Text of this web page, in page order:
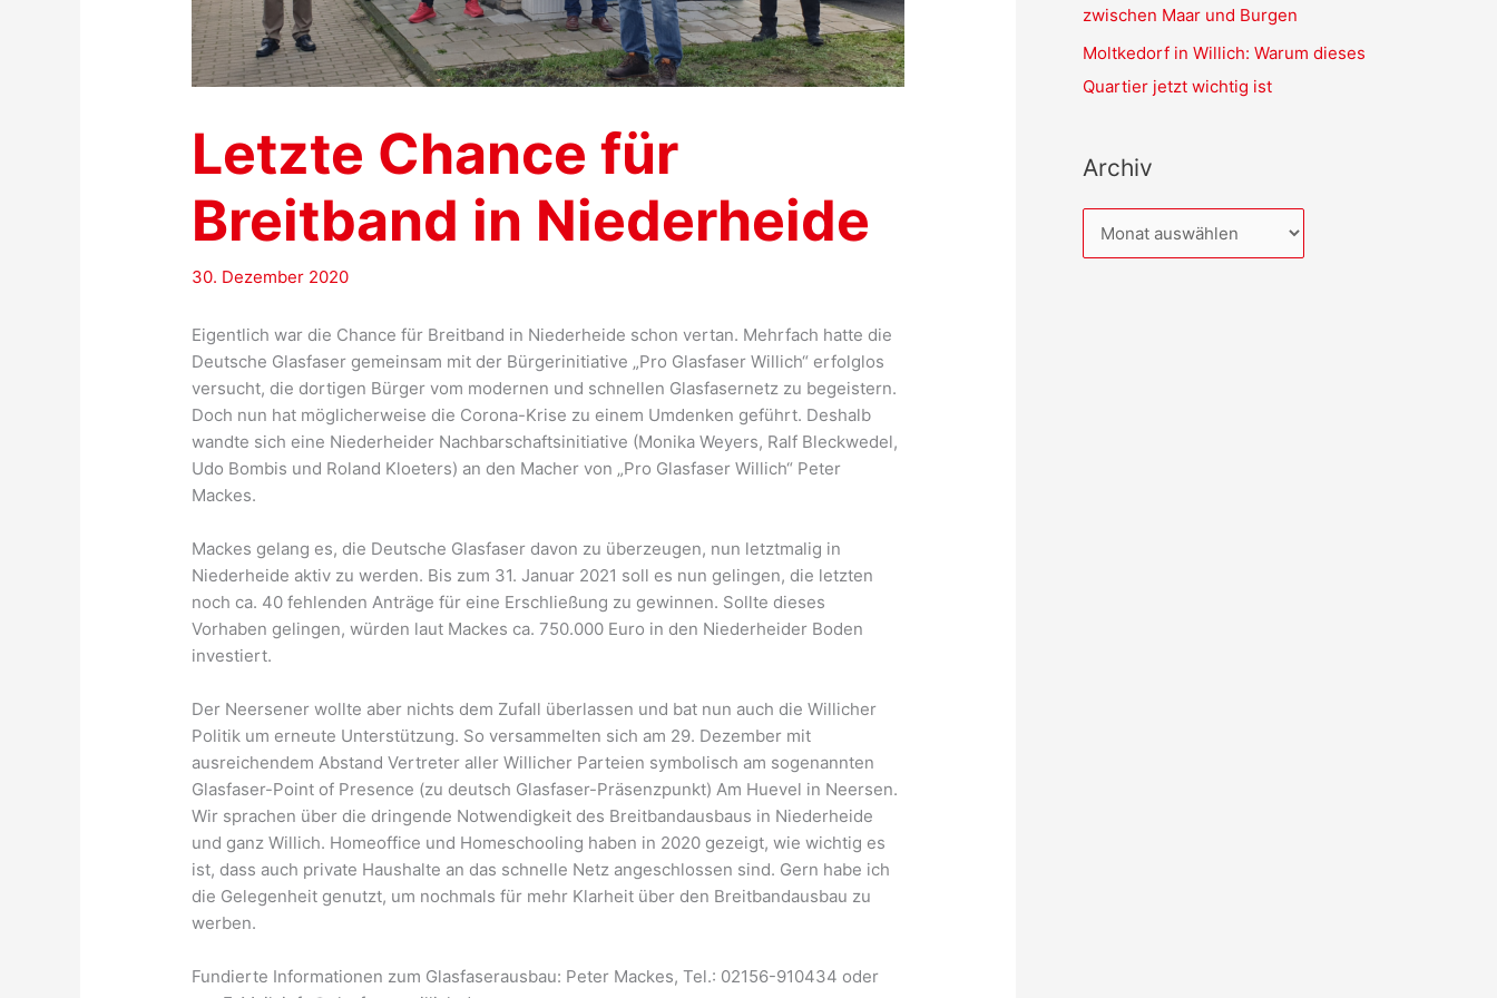
Letzte Chance für
Breitband in Niederheide
30. Dezember 2020
Eigentlich war die Chance für Breitband in Niederheide schon vertan. Mehrfach hatte die
Deutsche Glasfaser gemeinsam mit der Bürgerinitiative „Pro Glasfaser Willich“ erfolglos
versucht, die dortigen Bürger vom modernen und schnellen Glasfasernetz zu begeistern.
Doch nun hat möglicherweise die Corona-Krise zu einem Umdenken geführt. Deshalb
wandte sich eine Niederheider Nachbarschaftsinitiative (Monika Weyers, Ralf Bleckwedel,
Udo Bombis und Roland Kloeters) an den Macher von „Pro Glasfaser Willich“ Peter
Mackes.
Mackes gelang es, die Deutsche Glasfaser davon zu überzeugen, nun letztmalig in
Niederheide aktiv zu werden. Bis zum 31. Januar 2021 soll es nun gelingen, die letzten
noch ca. 40 fehlenden Anträge für eine Erschließung zu gewinnen. Sollte dieses
Vorhaben gelingen, würden laut Mackes ca. 750.000 Euro in den Niederheider Boden
investiert.
Der Neersener wollte aber nichts dem Zufall überlassen und bat nun auch die Willicher
Politik um erneute Unterstützung. So versammelten sich am 29. Dezember mit
ausreichendem Abstand Vertreter aller Willicher Parteien symbolisch am sogenannten
Glasfaser-Point of Presence (zu deutsch Glasfaser-Präsenzpunkt) Am Huevel in Neersen.
Wir sprachen über die dringende Notwendigkeit des Breitbandausbaus in Niederheide
und ganz Willich. Homeoffice und Homeschooling haben in 2020 gezeigt, wie wichtig es
ist, dass auch private Haushalte an das schnelle Netz angeschlossen sind. Gern habe ich
die Gelegenheit genutzt, um nochmals für mehr Klarheit über den Breitbandausbau zu
werben.
Fundierte Informationen zum Glasfaserausbau: Peter Mackes, Tel.: 02156-910434 oder
zwischen Maar und Burgen
Moltkedorf in Willich: Warum dieses
Quartier jetzt wichtig ist
Archiv
r